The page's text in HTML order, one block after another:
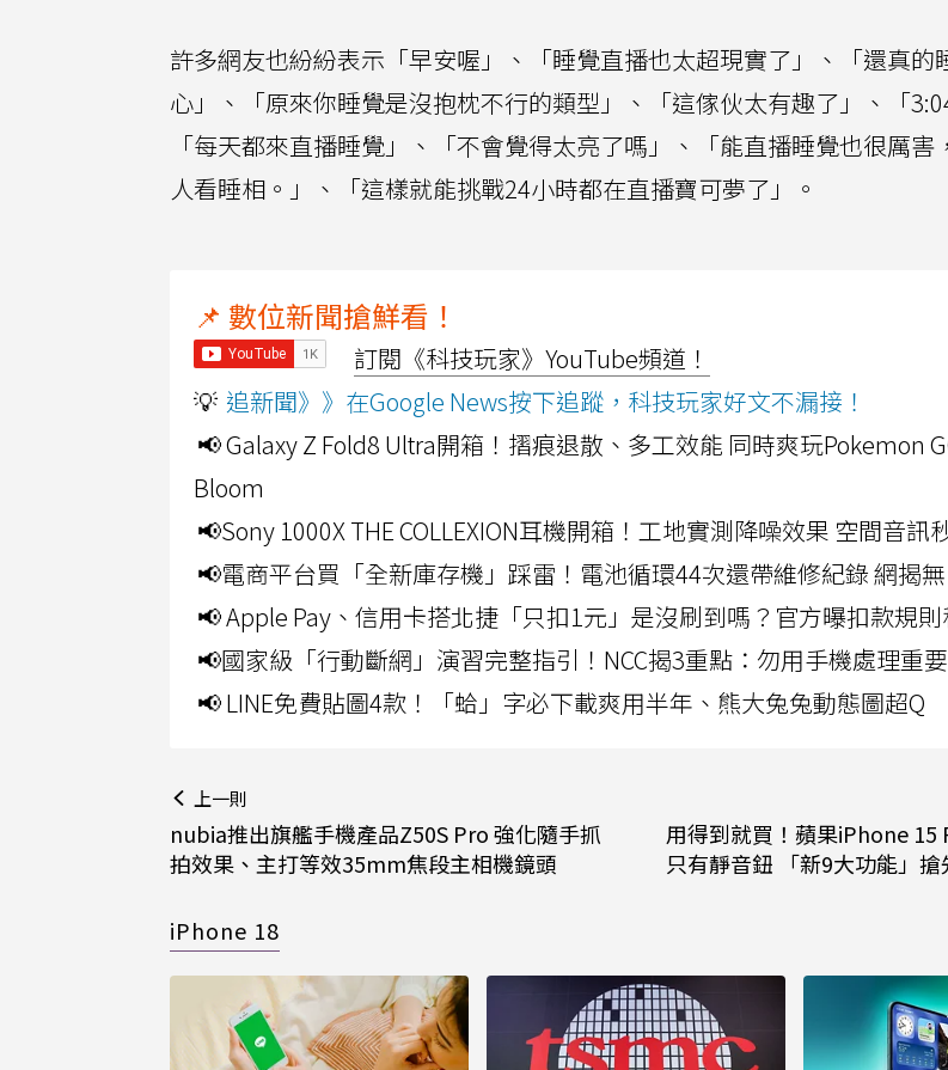
許多網友也紛紛表示「早安喔」、「睡覺直播也太超現實了」、「還真的
心」、「原來你睡覺是沒抱枕不行的類型」、「這傢伙太有趣了」、「
「每天都來直播睡覺」、「不會覺得太亮了嗎」、「能直播睡覺也很厲
人看睡相。」、「這樣就能挑戰24小時都在直播寶可夢了」。
📌 數位新聞搶鮮看！
訂閱《科技玩家》YouTube頻道！
💡 追新聞》》在Google News按下追蹤，科技玩家好文不漏接！
📢 Galaxy Z Fold8 Ultra開箱！摺痕退散、多工效能 同時爽玩Pokemon
Bloom
📢Sony 1000X THE COLLEXION耳機開箱！工地實測降噪效果 空間音訊
📢電商平台買「全新庫存機」踩雷！電池循環44次還帶維修紀錄 網揭
📢 Apple Pay、信用卡搭北捷「只扣1元」是沒刷到嗎？官方曝扣款規
📢國家級「行動斷網」演習完整指引！NCC揭3重點：勿用手機處理重
📢 LINE免費貼圖4款！「蛤」字必下載爽用半年、熊大兔兔動態圖超Q
上一則
nubia推出旗艦手機產品Z50S Pro 強化隨手抓
拍效果、主打等效35mm焦段主相機鏡頭
用得到就買！蘋果iPhone 15
只有靜音鈕 「新9大功能」搶
iPhone 18